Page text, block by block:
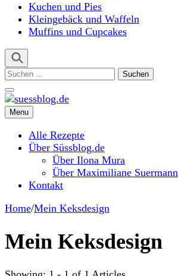
Kuchen und Pies
Kleingebäck und Waffeln
Muffins und Cupcakes
Suchen
suessblog.de
Menu
Alle Rezepte
Über Süssblog.de
Über Ilona Mura
Über Maximiliane Suermann
Kontakt
Home/Mein Keksdesign
Mein Keksdesign